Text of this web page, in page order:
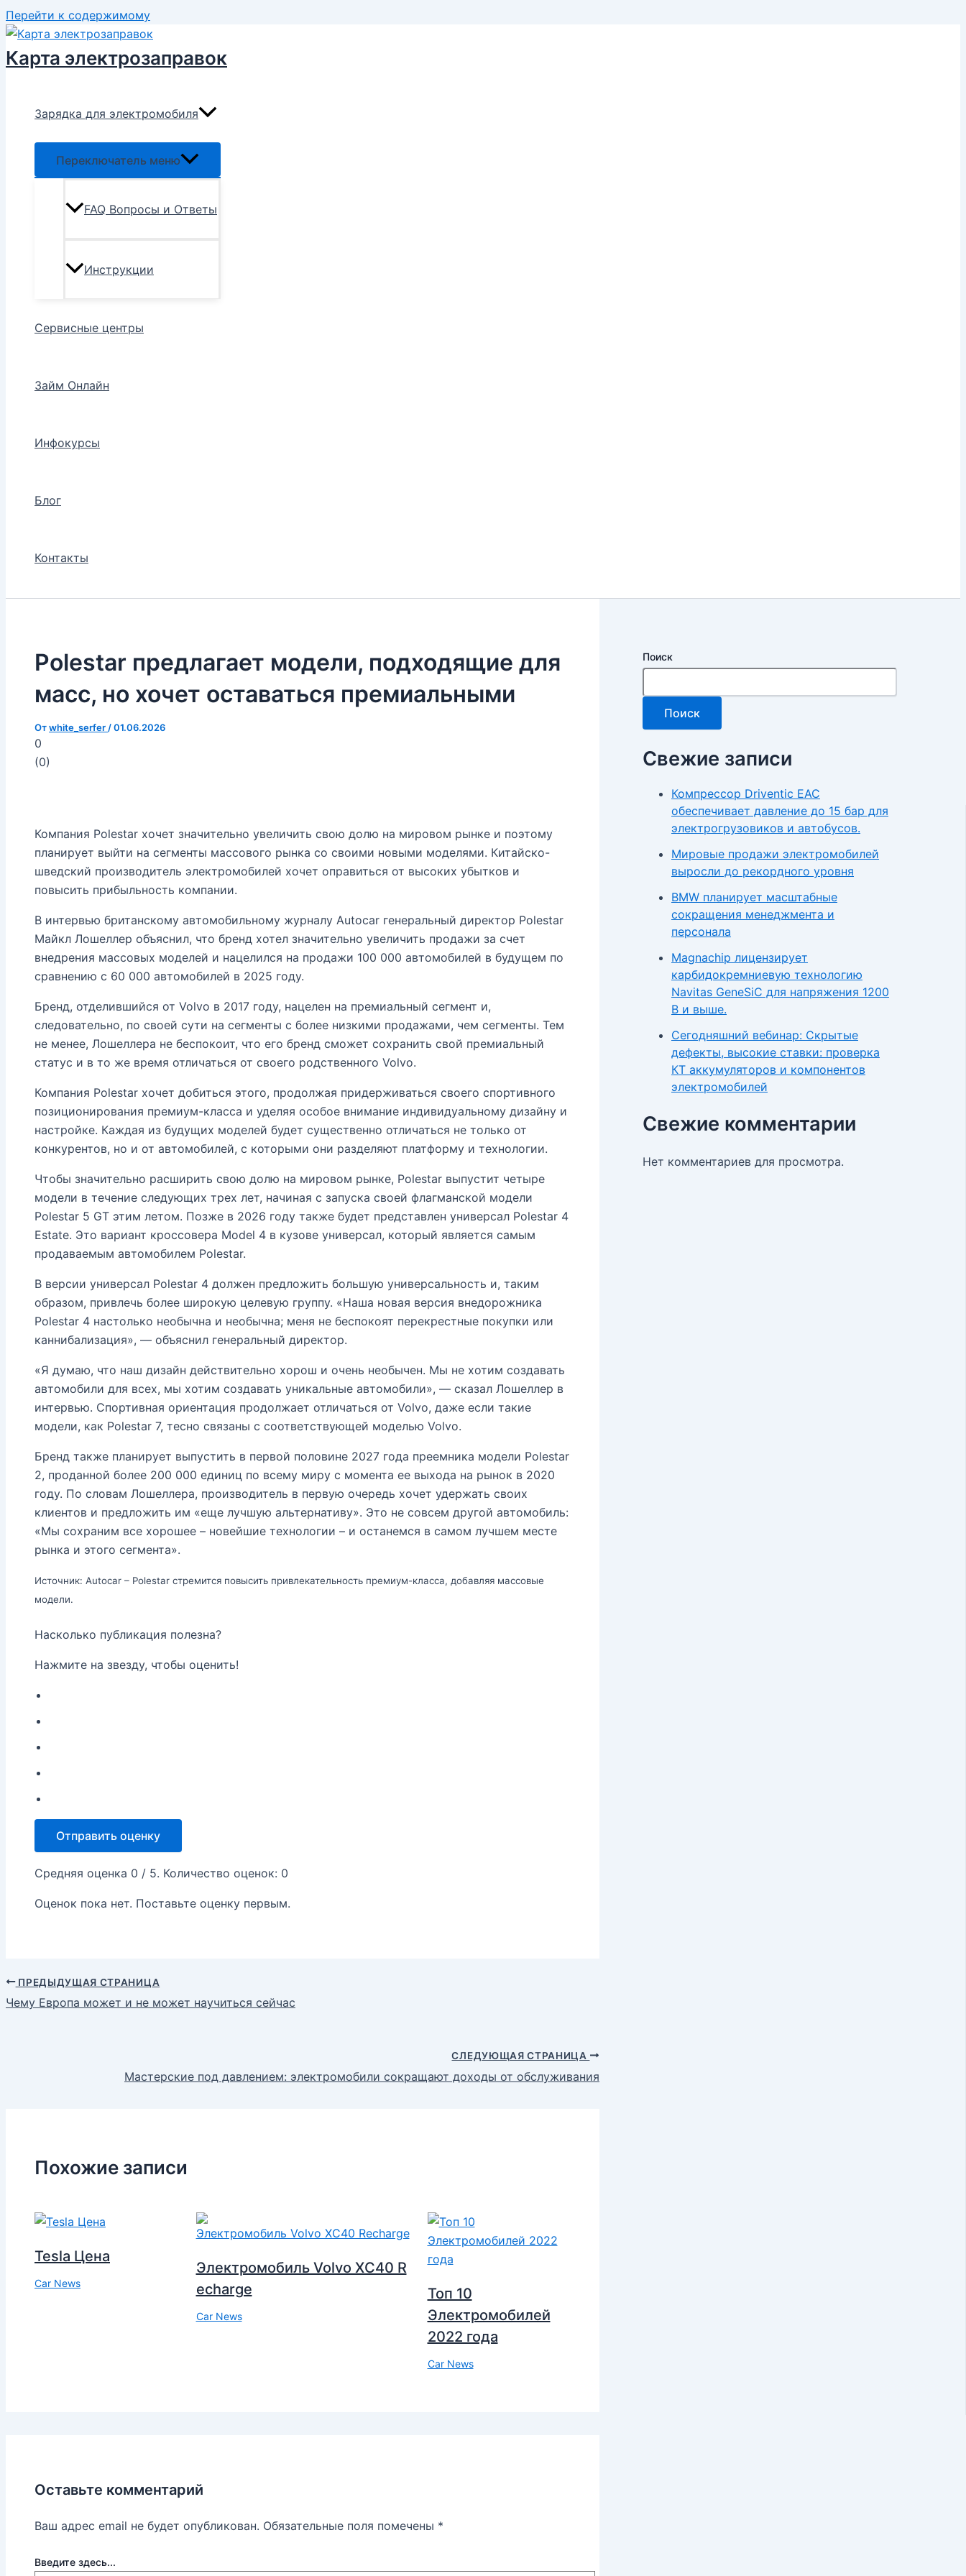
Перейти к содержимому
Карта электрозаправок
Зарядка для электромобиля
Переключатель меню
FAQ Вопросы и Ответы
Инструкции
Сервисные центры
Займ Онлайн
Инфокурсы
Блог
Контакты
Polestar предлагает модели, подходящие для
масс, но хочет оставаться премиальными
Отwhite_serfer /01.06.2026
0
(0)
Компания Polestar хочет значительно увеличить свою долю на мировом рынке и поэтому
планирует выйти на сегменты массового рынка со своими новыми моделями. Китайско-
шведский производитель электромобилей хочет оправиться от высоких убытков и
повысить прибыльность компании.
В интервью британскому автомобильному журналу Autocar генеральный директор Polestar
Майкл Лошеллер объяснил, что бренд хотел значительно увеличить продажи за счет
внедрения массовых моделей и нацелился на продажи 100 000 автомобилей в будущем по
сравнению с 60 000 автомобилей в 2025 году.
Бренд, отделившийся от Volvo в 2017 году, нацелен на премиальный сегмент и,
следовательно, по своей сути на сегменты с более низкими продажами, чем сегменты. Тем
не менее, Лошеллера не беспокоит, что его бренд сможет сохранить свой премиальный
статус и в то же время отличаться от своего родственного Volvo.
Компания Polestar хочет добиться этого, продолжая придерживаться своего спортивного
позиционирования премиум-класса и уделяя особое внимание индивидуальному дизайну и
настройке. Каждая из будущих моделей будет существенно отличаться не только от
конкурентов, но и от автомобилей, с которыми они разделяют платформу и технологии.
Чтобы значительно расширить свою долю на мировом рынке, Polestar выпустит четыре
модели в течение следующих трех лет, начиная с запуска своей флагманской модели
Polestar 5 GT этим летом. Позже в 2026 году также будет представлен универсал Polestar 4
Estate. Это вариант кроссовера Model 4 в кузове универсал, который является самым
продаваемым автомобилем Polestar.
В версии универсал Polestar 4 должен предложить большую универсальность и, таким
образом, привлечь более широкую целевую группу. «Наша новая версия внедорожника
Polestar 4 настолько необычна и необычна; меня не беспокоят перекрестные покупки или
каннибализация», — объяснил генеральный директор.
«Я думаю, что наш дизайн действительно хорош и очень необычен. Мы не хотим создавать
автомобили для всех, мы хотим создавать уникальные автомобили», — сказал Лошеллер в
интервью. Спортивная ориентация продолжает отличаться от Volvo, даже если такие
модели, как Polestar 7, тесно связаны с соответствующей моделью Volvo.
Бренд также планирует выпустить в первой половине 2027 года преемника модели Polestar
2, проданной более 200 000 единиц по всему миру с момента ее выхода на рынок в 2020
году. По словам Лошеллера, производитель в первую очередь хочет удержать своих
клиентов и предложить им «еще лучшую альтернативу». Это не совсем другой автомобиль:
«Мы сохраним все хорошее – новейшие технологии – и останемся в самом лучшем месте
рынка и этого сегмента».
Источник: Autocar – Polestar стремится повысить привлекательность премиум-класса, добавляя массовые
модели.
Насколько публикация полезна?
Нажмите на звезду, чтобы оценить!
Отправить оценку
Средняя оценка 0 / 5. Количество оценок: 0
Оценок пока нет. Поставьте оценку первым.
ПРЕДЫДУЩАЯ СТРАНИЦА
Чему Европа может и не может научиться сейчас
СЛЕДУЮЩАЯ СТРАНИЦА
Мастерские под давлением: электромобили сокращают доходы от обслуживания
Похожие записи
Tesla Цена
Car News
Электромобиль Volvo XC40 R
echarge
Car News
Топ 10
Электромобилей
2022 года
Car News
Оставьте комментарий
Ваш адрес email не будет опубликован. Обязательные поля помечены *
Введите здесь...
Поиск
Поиск
Свежие записи
Компрессор Driventic EAC
обеспечивает давление до 15 бар для
электрогрузовиков и автобусов.
Мировые продажи электромобилей
выросли до рекордного уровня
BMW планирует масштабные
сокращения менеджмента и
персонала
Magnachip лицензирует
карбидокремниевую технологию
Navitas GeneSiC для напряжения 1200
В и выше.
Сегодняшний вебинар: Скрытые
дефекты, высокие ставки: проверка
КТ аккумуляторов и компонентов
электромобилей
Свежие комментарии
Нет комментариев для просмотра.